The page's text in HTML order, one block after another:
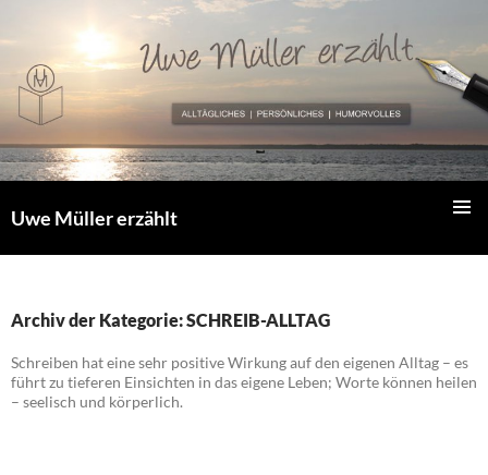
Inhalt
springen
Uwe Müller erzählt
MENÜ
Archiv der Kategorie: SCHREIB-ALLTAG
Schreiben hat eine sehr positive Wirkung auf den eigenen Alltag – es
führt zu tieferen Einsichten in das eigene Leben; Worte können heilen
– seelisch und körperlich.